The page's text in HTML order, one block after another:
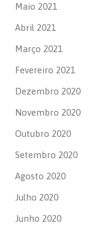
Maio 2021
Abril 2021
Março 2021
Fevereiro 2021
Dezembro 2020
Novembro 2020
Outubro 2020
Setembro 2020
Agosto 2020
Julho 2020
Junho 2020